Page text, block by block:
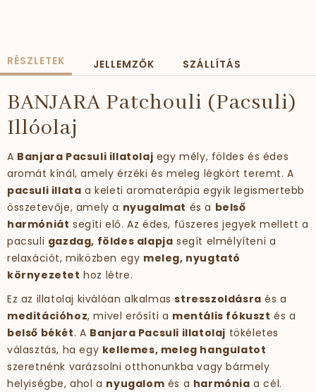
RÉSZLETEK JELLEMZŐK SZÁLLÍTÁS
BANJARA Patchouli (Pacsuli)
Illóolaj
A Banjara Pacsuli illatolaj egy mély, földes és édes
aromát kínál, amely érzéki és meleg légkört teremt. A
pacsuli illata a keleti aromaterápia egyik legismertebb
összetevője, amely a nyugalmat és a belső
harmóniát segíti elő. Az édes, fűszeres jegyek mellett a
pacsuli gazdag, földes alapja segít elmélyíteni a
relaxációt, miközben egy meleg, nyugtató
környezetet hoz létre.
Ez az illatolaj kiválóan alkalmasstresszoldásra és a
meditációhoz, mivel erősíti a mentális fókuszt és a
belső békét. A Banjara Pacsuli illatolaj tökéletes
választás, ha egy kellemes, meleg hangulatot
szeretnénk varázsolni otthonunkba vagy bármely
helyiségbe, ahol a nyugalom és a harmónia a cél.